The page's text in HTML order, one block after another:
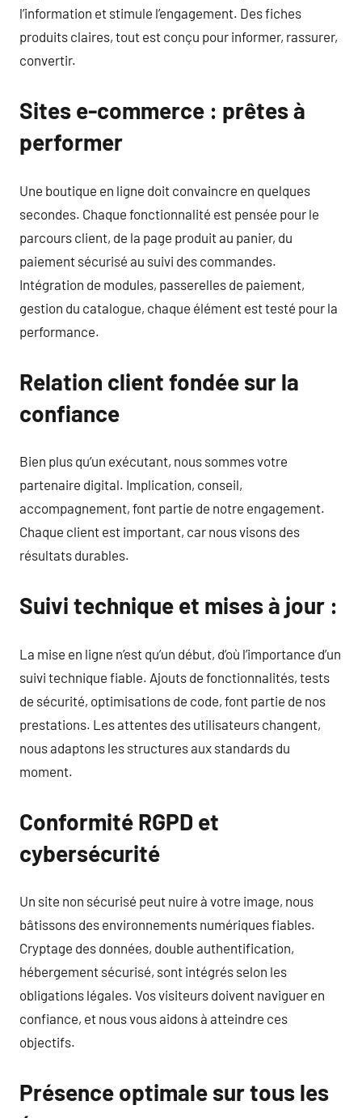
l’information et stimule l’engagement. Des fiches
produits claires, tout est conçu pour informer, rassurer,
convertir.
Sites e-commerce : prêtes à
performer
Une boutique en ligne doit convaincre en quelques
secondes. Chaque fonctionnalité est pensée pour le
parcours client, de la page produit au panier, du
paiement sécurisé au suivi des commandes.
Intégration de modules, passerelles de paiement,
gestion du catalogue, chaque élément est testé pour la
performance.
Relation client fondée sur la
confiance
Bien plus qu’un exécutant, nous sommes votre
partenaire digital. Implication, conseil,
accompagnement, font partie de notre engagement.
Chaque client est important, car nous visons des
résultats durables.
Suivi technique et mises à jour :
La mise en ligne n’est qu’un début, d’où l’importance d’un
suivi technique fiable. Ajouts de fonctionnalités, tests
de sécurité, optimisations de code, font partie de nos
prestations. Les attentes des utilisateurs changent,
nous adaptons les structures aux standards du
moment.
Conformité RGPD et
cybersécurité
Un site non sécurisé peut nuire à votre image, nous
bâtissons des environnements numériques fiables.
Cryptage des données, double authentification,
hébergement sécurisé, sont intégrés selon les
obligations légales. Vos visiteurs doivent naviguer en
confiance, et nous vous aidons à atteindre ces
objectifs.
Présence optimale sur tous les